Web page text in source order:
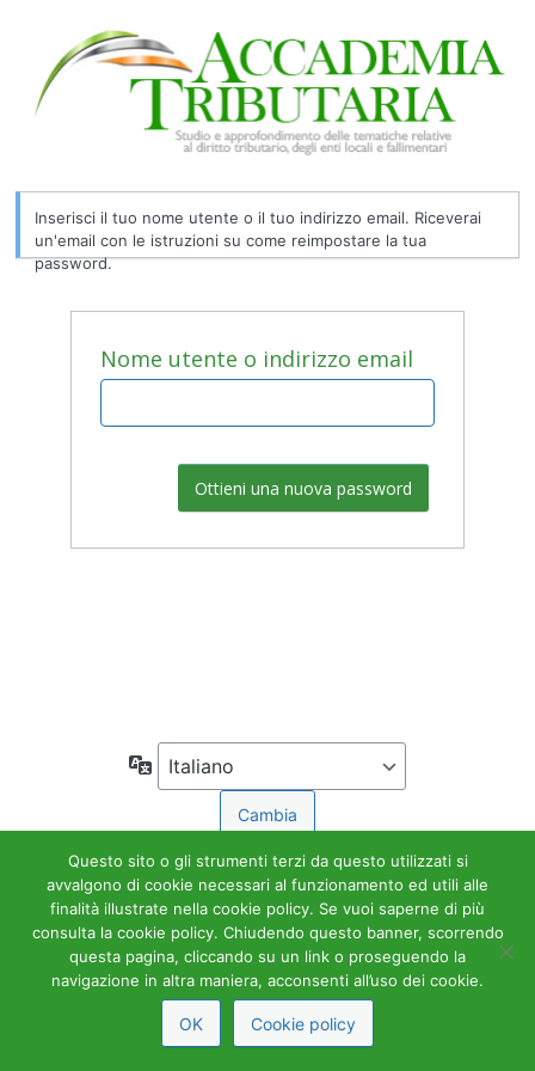
persa
Inserisci il tuo nome utente o il tuo indirizzo email. Riceverai
un'email con le istruzioni su come reimpostare la tua
password.
Nome utente o indirizzo email
Lingua
Questo sito o gli strumenti terzi da questo utilizzati si
avvalgono di cookie necessari al funzionamento ed utili alle
finalità illustrate nella cookie policy. Se vuoi saperne di più
consulta la cookie policy. Chiudendo questo banner, scorrendo
questa pagina, cliccando su un link o proseguendo la
navigazione in altra maniera, acconsenti all’uso dei cookie.
OK Cookie policy